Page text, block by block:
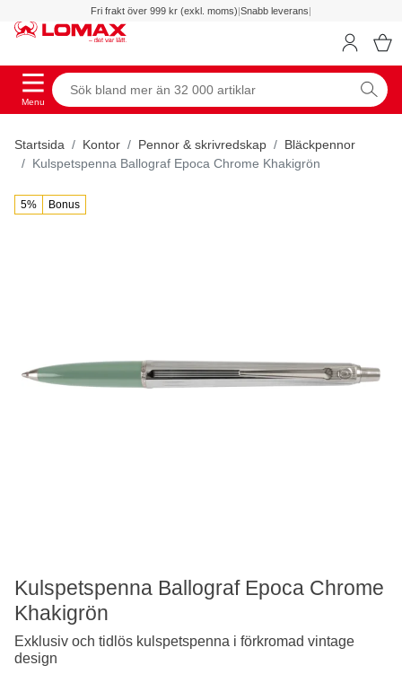
Fri frakt över 999 kr (exkl. moms)|Snabb leverans|
Menu
Startsida Kontor Pennor & skrivredskap
Bläckpennor
Kulspetspenna Ballograf Epoca Chrome Khakigrön
5% Bonus
Kulspetspenna Ballograf Epoca Chrome
Khakigrön
Exklusiv och tidlös kulspetspenna i förkromad vintage
design